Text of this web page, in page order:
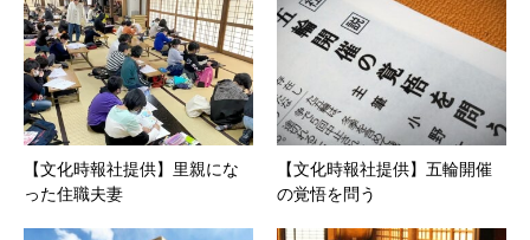
【文化時報社提供】里親にな
った住職夫妻
【文化時報社提供】五輪開催
の覚悟を問う